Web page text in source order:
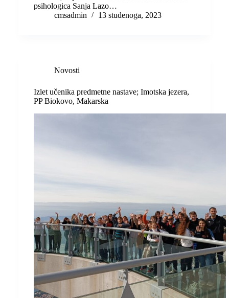
psihologica Sanja Lazo…
cmsadmin
13 studenoga, 2023
Novosti
Izlet učenika predmetne nastave; Imotska jezera,
PP Biokovo, Makarska